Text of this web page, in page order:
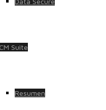
Suite
Resumen